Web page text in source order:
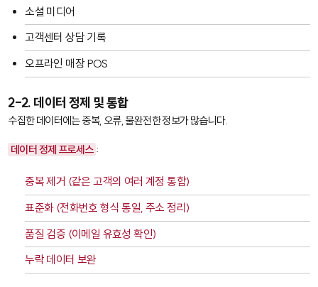
소셜 미디어
고객센터 상담 기록
오프라인 매장 POS
2-2. 데이터 정제 및 통합
수집한 데이터에는 중복, 오류, 불완전한 정보가 많습니다.
데이터 정제 프로세스 :
중복 제거 (같은 고객의 여러 계정 통합)
표준화 (전화번호 형식 통일, 주소 정리)
품질 검증 (이메일 유효성 확인)
누락 데이터 보완